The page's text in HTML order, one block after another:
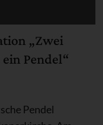
„Zwei
Pendel“
Pendel